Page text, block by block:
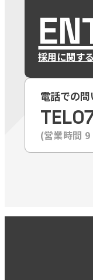
採用に関す
電話での
TEL
(営業時間